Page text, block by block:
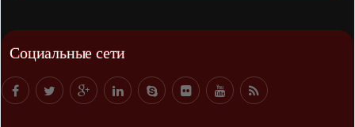
Социальные сети